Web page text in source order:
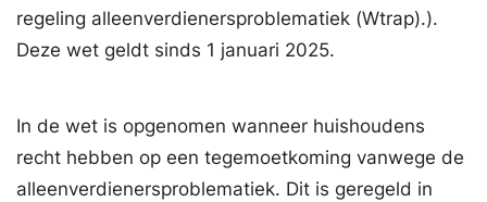
regeling alleenverdienersproblematiek (Wtrap).).
Deze wet geldt sinds 1 januari 2025.
In de wet is opgenomen wanneer huishoudens
recht hebben op een tegemoetkoming vanwege de
alleenverdienersproblematiek. Dit is geregeld in